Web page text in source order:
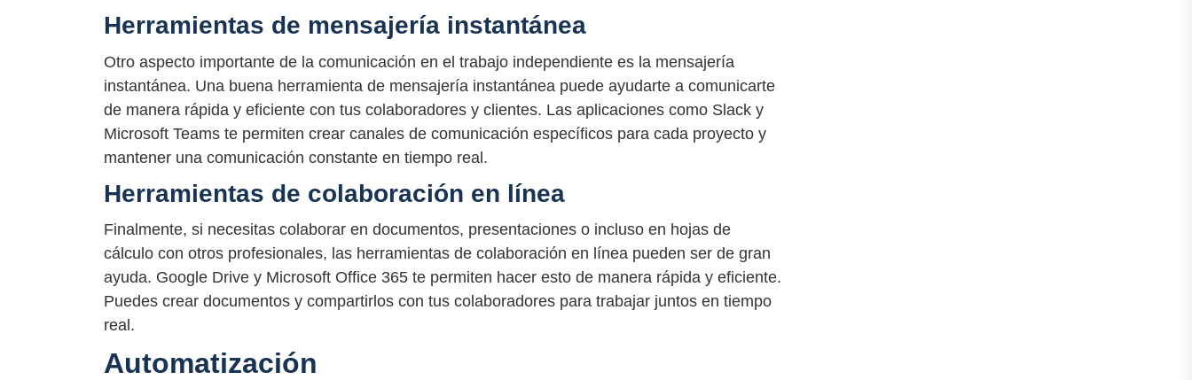
Herramientas de mensajería instantánea
Otro aspecto importante de la comunicación en el trabajo independiente es la mensajería
instantánea. Una buena herramienta de mensajería instantánea puede ayudarte a comunicarte
de manera rápida y eficiente con tus colaboradores y clientes. Las aplicaciones como Slack y
Microsoft Teams te permiten crear canales de comunicación específicos para cada proyecto y
mantener una comunicación constante en tiempo real.
Herramientas de colaboración en línea
Finalmente, si necesitas colaborar en documentos, presentaciones o incluso en hojas de
cálculo con otros profesionales, las herramientas de colaboración en línea pueden ser de gran
ayuda. Google Drive y Microsoft Office 365 te permiten hacer esto de manera rápida y eficiente.
Puedes crear documentos y compartirlos con tus colaboradores para trabajar juntos en tiempo
real.
Automatización